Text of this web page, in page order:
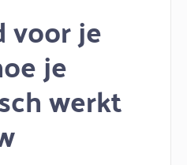
voor je
je
werkt